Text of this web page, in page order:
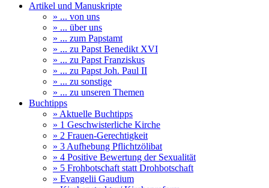
Artikel und Manuskripte
» ... von uns
» ... über uns
» ... zum Papstamt
» ... zu Papst Benedikt XVI
» ... zu Papst Franziskus
» ... zu Papst Joh. Paul II
» ... zu sonstige
» ... zu unseren Themen
Buchtipps
» Aktuelle Buchtipps
» 1 Geschwisterliche Kirche
» 2 Frauen-Gerechtigkeit
» 3 Aufhebung Pflichtzölibat
» 4 Positive Bewertung der Sexualität
» 5 Frohbotschaft statt Drohbotschaft
» Evangelii Gaudium